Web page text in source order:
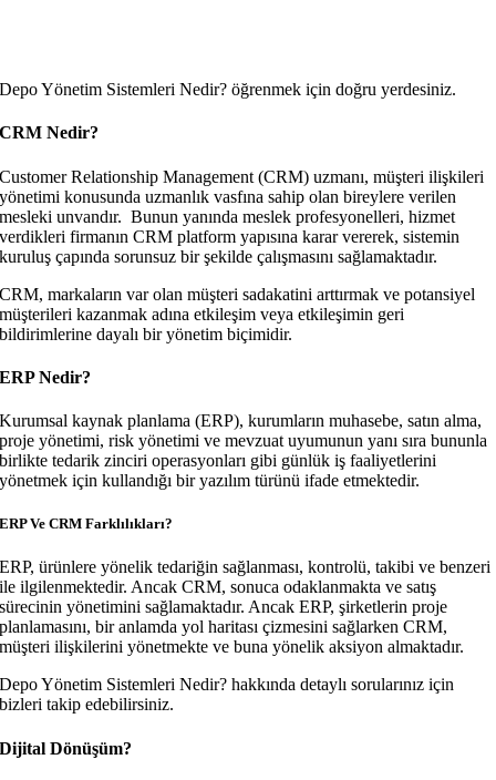
Depo Yönetim Sistemleri Nedir? öğrenmek için doğru yerdesiniz.
CRM Nedir?
Customer Relationship Management (CRM) uzmanı, müşteri ilişkileri
yönetimi konusunda uzmanlık vasfına sahip olan bireylere verilen
mesleki unvandır. Bunun yanında meslek profesyonelleri, hizmet
verdikleri firmanın CRM platform yapısına karar vererek, sistemin
kuruluş çapında sorunsuz bir şekilde çalışmasını sağlamaktadır.
CRM, markaların var olan müşteri sadakatini arttırmak ve potansiyel
müşterileri kazanmak adına etkileşim veya etkileşimin geri
bildirimlerine dayalı bir yönetim biçimidir.
ERP Nedir?
Kurumsal kaynak planlama (ERP), kurumların muhasebe, satın alma,
proje yönetimi, risk yönetimi ve mevzuat uyumunun yanı sıra bununla
birlikte tedarik zinciri operasyonları gibi günlük iş faaliyetlerini
yönetmek için kullandığı bir yazılım türünü ifade etmektedir.
ERP Ve CRM Farklılıkları?
ERP, ürünlere yönelik tedariğin sağlanması, kontrolü, takibi ve benzeri
ile ilgilenmektedir. Ancak CRM, sonuca odaklanmakta ve satış
sürecinin yönetimini sağlamaktadır. Ancak ERP, şirketlerin proje
planlamasını, bir anlamda yol haritası çizmesini sağlarken CRM,
müşteri ilişkilerini yönetmekte ve buna yönelik aksiyon almaktadır.
Depo Yönetim Sistemleri Nedir? hakkında detaylı sorularınız için
bizleri takip edebilirsiniz.
Dijital Dönüşüm?